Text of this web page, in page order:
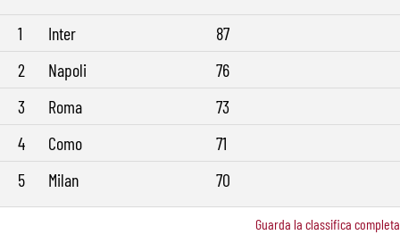
1 Inter
87
2
Napoli
76
3
Roma
73
4
Como
71
5
Milan 70
Guarda la classifica completa